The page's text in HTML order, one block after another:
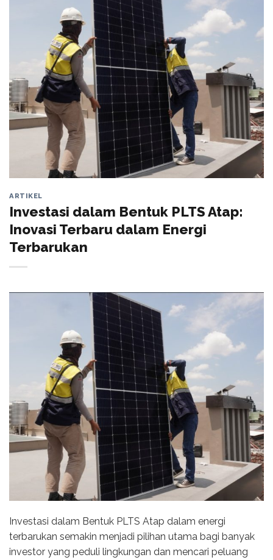
ARTIKEL
Investasi dalam Bentuk PLTS Atap:
Inovasi Terbaru dalam Energi
Terbarukan
Investasi dalam Bentuk PLTS Atap dalam energi
terbarukan semakin menjadi pilihan utama bagi banyak
investor yang peduli lingkungan dan mencari peluang